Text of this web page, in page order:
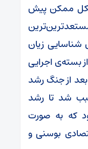
ممکن پیش
زیان
بسته‌ی اجرایی
از جنگ رشد
شد تا رشد
که به صورت
بوسنی و